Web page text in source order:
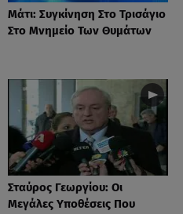
Μάτι: Συγκίνηση Στο Τρισάγιο
Στο Μνημείο Των Θυμάτων
Σταύρος Γεωργίου: Οι
Μεγάλες Υποθέσεις Που